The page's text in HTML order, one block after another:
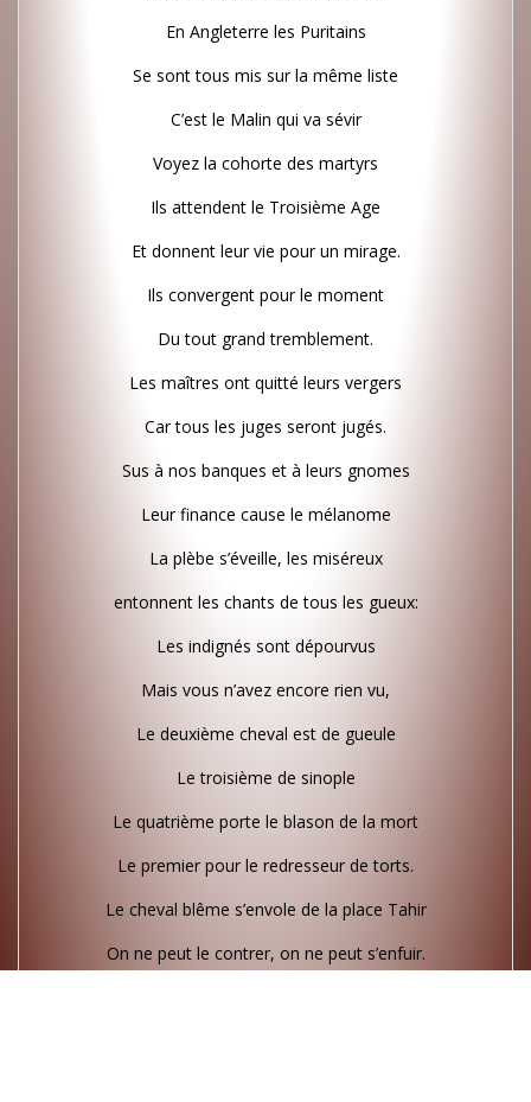
En Angleterre les Puritains
Se sont tous mis sur la même liste
C’est le Malin qui va sévir
Voyez la cohorte des martyrs
Ils attendent le Troisième Age
Et donnent leur vie pour un mirage.
Ils convergent pour le moment
Du tout grand tremblement.
Les maîtres ont quitté leurs vergers
Car tous les juges seront jugés.
Sus à nos banques et à leurs gnomes
Leur finance cause le mélanome
La plèbe s’éveille, les miséreux
entonnent les chants de tous les gueux:
Les indignés sont dépourvus
Mais vous n’avez encore rien vu,
Le deuxième cheval est de gueule
Le troisième de sinople
Le quatrième porte le blason de la mort
Le premier pour le redresseur de torts.
Le cheval blême s’envole de la place Tahir
On ne peut le contrer, on ne peut s’enfuir.